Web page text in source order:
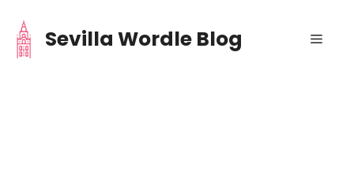
contenidoSevilla Wordle Blog Menú